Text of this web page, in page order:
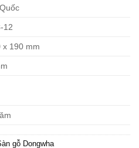
12
x 190 mm
gỗ Dongwha